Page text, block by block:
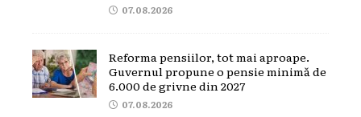
07.08.2026
Reforma pensiilor, tot mai aproape.
Guvernul propune o pensie minimă de
6.000 de grivne din 2027
07.08.2026